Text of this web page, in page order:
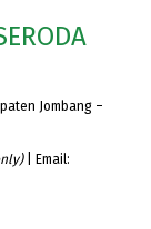
Jombang –
| Email: